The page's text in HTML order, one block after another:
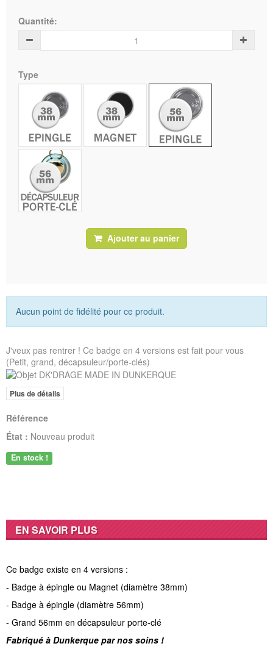
Quantité:
Type
Ajouter au panier
Aucun point de fidélité pour ce produit.
J'veux pas rentrer ! Ce badge en 4 versions est fait pour vous
(Petit, grand, décapsuleur/porte-clés)
Plus de détails
Référence
État : Nouveau produit
En stock !
EN SAVOIR PLUS
Ce badge existe en 4 versions :
- Badge à épingle ou Magnet (diamètre 38mm)
- Badge à épingle (diamètre 56mm)
- Grand 56mm en décapsuleur porte-clé
Fabriqué à Dunkerque par nos soins !